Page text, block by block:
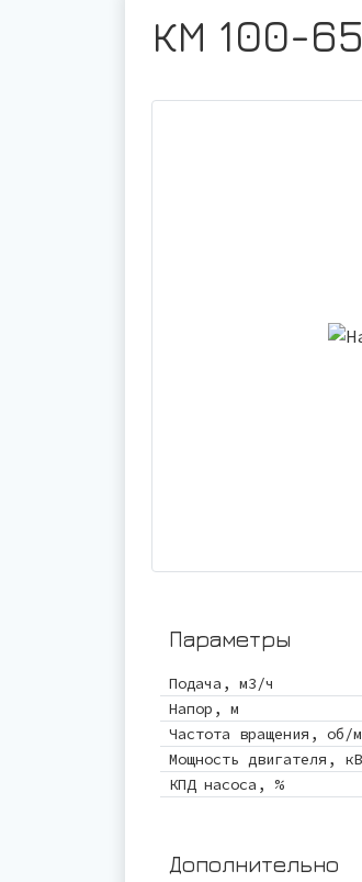
КМ 100-
Параметры
Подача, м3/ч
Напор, м
Частота вращения, об/
Мощность двигателя,
КПД насоса, %
Дополнительно